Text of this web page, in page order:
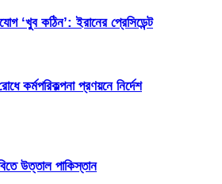
‘খুব কঠিন’: ইরানের প্রেসিডেন্ট
কর্মপরিকল্পনা প্রণয়নে নির্দেশ
উত্তাল পাকিস্তান